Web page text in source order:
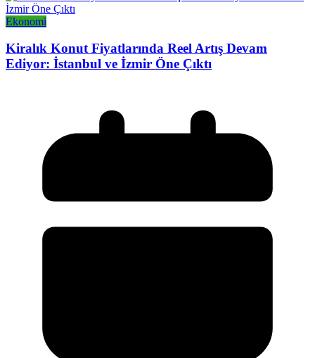
Ekonomi
Kiralık Konut Fiyatlarında Reel Artış Devam
Ediyor: İstanbul ve İzmir Öne Çıktı